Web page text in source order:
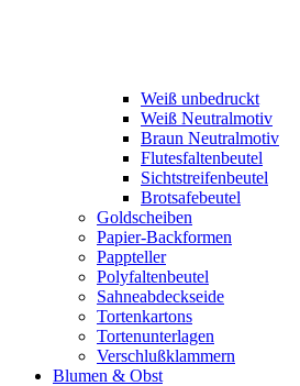
Weiß unbedruckt
Weiß Neutralmotiv
Braun Neutralmotiv
Flutesfaltenbeutel
Sichtstreifenbeutel
Brotsafebeutel
Goldscheiben
Papier-Backformen
Pappteller
Polyfaltenbeutel
Sahneabdeckseide
Tortenkartons
Tortenunterlagen
Verschlußklammern
Blumen & Obst